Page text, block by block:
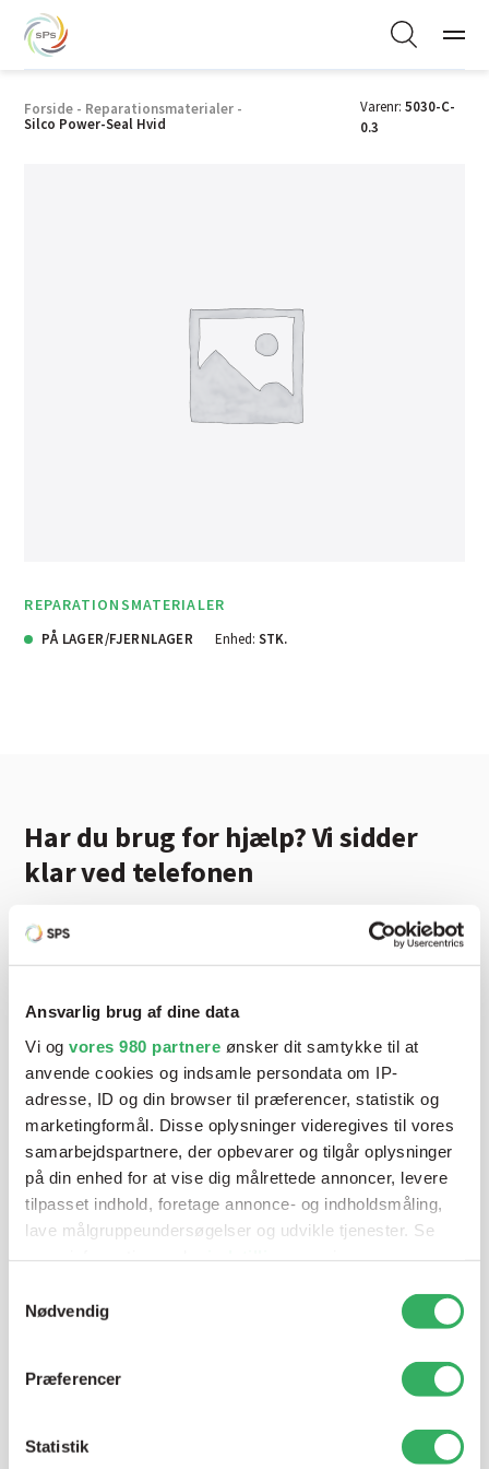
Ansvarlig brug af dine data
Vi og vores 980 partnere ønsker dit samtykke til at
anvende cookies og indsamle persondata om IP-
adresse, ID og din browser til præferencer, statistik og
marketingformål. Disse oplysninger videregives til vores
samarbejdspartnere, der opbevarer og tilgår oplysninger
på din enhed for at vise dig målrettede annoncer, levere
tilpasset indhold, foretage annonce- og indholdsmåling,
lave målgruppeundersøgelser og udvikle tjenester. Se
tilbage eller ændre indstillinger fra vores
"Cookiedeklaration", eller ved at trykke på "Privacy
Nødvendig
Præferencer
Statistik
Forside - Reparationsmaterialer -
Silco Power-Seal Hvid
Varenr: 5030-C-
0.3
REPARATIONSMATERIALER
PÅ LAGER/FJERNLAGER Enhed: STK.
Har du brug for hjælp? Vi sidder
klar ved telefonen
Vi tilbyder et bredt sortiment af produkter til
autolakering. Lige meget om du skal bruge en enkelt farve,
blandeanlægsløsning, kan vi hjælpe dig.
Mandag - Torsdag 07:00-15:30
Fredag 07:00-13:45
Lagerchef
E:jh@sps-dk.com